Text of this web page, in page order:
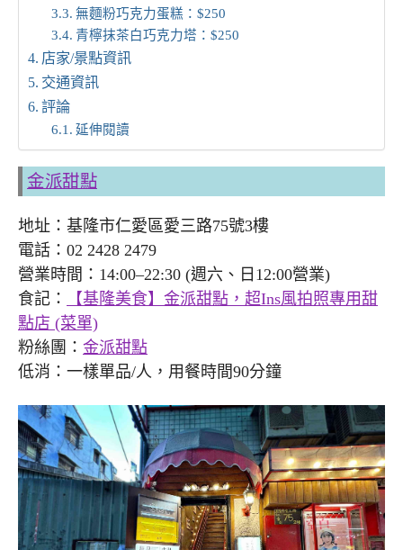
無麵粉巧克力蛋糕：$250
青檸抹茶白巧克力塔：$250
店家/景點資訊
交通資訊
評論
延伸閱讀
金派甜點
地址：基隆市仁愛區愛三路75號3樓
電話：02 2428 2479
營業時間：14:00–22:30 (週六、日12:00營業)
食記：
【基隆美食】金派甜點，超Ins風拍照專用甜
點店 (菜單)
粉絲團： 金派甜點
低消：一樣單品/人，用餐時間90分鐘